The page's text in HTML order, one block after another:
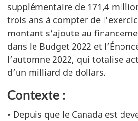
supplémentaire de 171,4
trois ans à compter de
montant s’ajoute au
dans le Budget 2022 et
l’automne 2022, qui totalise
d’un milliard de dollars.
Contexte :
• Depuis que le Canada est